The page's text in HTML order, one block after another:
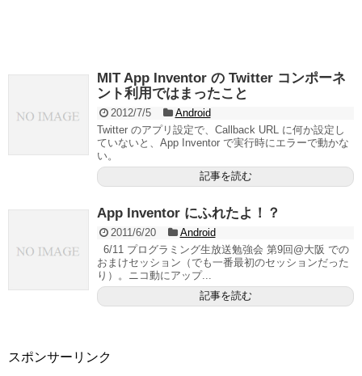
MIT App Inventor の Twitter コンポーネ
ント利用ではまったこと
2012/7/5
Android
Twitter のアプリ設定で、Callback URL に何か設定し
ていないと、App Inventor で実行時にエラーで動かな
い。
記事を読む
App Inventor にふれたよ！？
2011/6/20
Android
6/11 プログラミング生放送勉強会 第9回@大阪 での
おまけセッション（でも一番最初のセッションだった
り）。ニコ動にアップ...
記事を読む
スポンサーリンク